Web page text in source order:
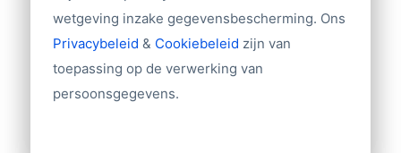
Import/export
Tientallen overige velden
Andere gegevens nodig? Neem contact
wetgeving inzake gegevensbescherming. Ons
Privacybeleid & Cookiebeleid zijn van
toepassing op de verwerking van
persoonsgegevens.